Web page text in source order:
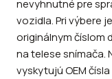
nevyhnutné pre
vozidla. Pri výbere
originálnym číslom
na telese snímača.
vyskytujú OEM